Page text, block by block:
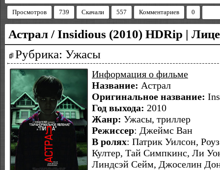
Просмотров 739 Скачали 557 Комментариев 0
Астрал / Insidious (2010) HDRip |
Рубрика: Ужасы
Информация о фильме
Название: Астрал
Оригинальное название:
Год выхода: 2010
Жанр: Ужасы, триллер
Режиссер: Джеймс Ван
В ролях: Патрик Уилсон,
Култер, Тай Симпкинс, Ли
Линдсэй Сейм, Джоселин